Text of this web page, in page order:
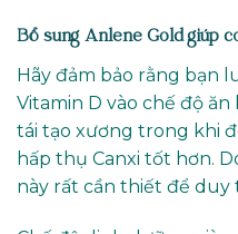
Bổ sung Anlene Gold giúp
Hãy đảm bảo rằng bạn
Vitamin D vào chế độ
tái tạo xương trong khi
hấp thụ Canxi tốt hơn.
này rất cần thiết để duy